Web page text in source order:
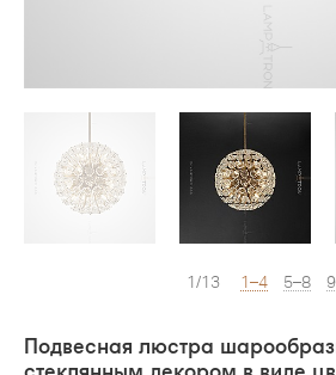
1/13 1–4 5–8
Подвесная люстра